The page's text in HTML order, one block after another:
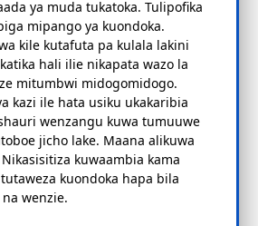
ya muda tukatoka. Tulipofika
mipango ya kuondoka.
kile kutafuta pa kulala lakini
hali ilie nikapata wazo la
mitumbwi midogomidogo.
kazi ile hata usiku ukakaribia
wenzangu kuwa tumuuwe
jicho lake. Maana alikuwa
kuwaambia kama
kuondoka hapa bila
wenzie.